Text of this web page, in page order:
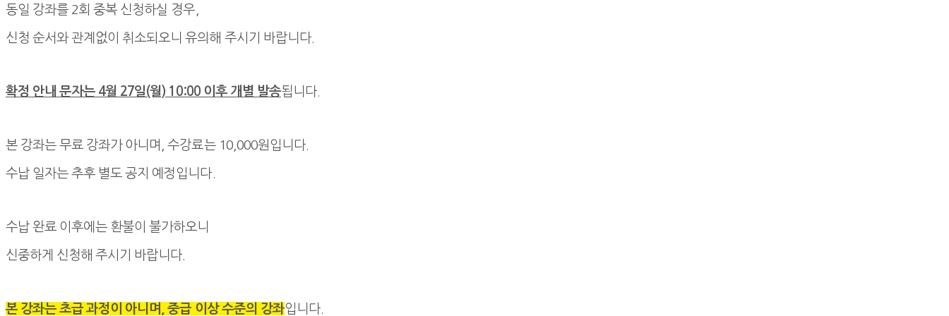
동일 강좌를 2회 중복 신청하실 경우,
신청 순서와 관계없이 취소되오니 유의해 주시기 바랍니다.
확정 안내 문자는 4월 27일(월) 10:00 이후 개별 발송됩니다.
본 강좌는 무료 강좌가 아니며, 수강료는 10,000원입니다.
수납 일자는 추후 별도 공지 예정입니다.
수납 완료 이후에는 환불이 불가하오니
신중하게 신청해 주시기 바랍니다.
본 강좌는 초급 과정이 아니며, 중급 이상 수준의 강좌입니다.